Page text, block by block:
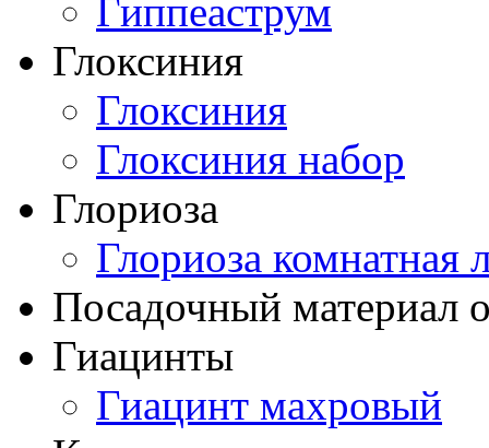
Гиппеаструм
Глоксиния
Глоксиния
Глоксиния набор
Глориоза
Глориоза комнатная
Посадочный материал
Гиацинты
Гиацинт махровый